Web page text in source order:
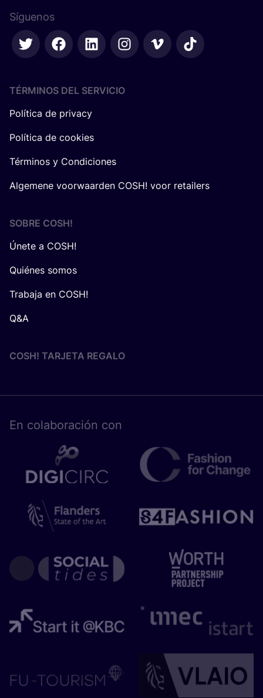
Síguenos
TÉRMINOS DEL SERVICIO
Política de privacy
Política de cookies
Términos y Condiciones
Algemene voorwaarden COSH! voor retailers
SOBRE COSH!
Únete a COSH!
Quiénes somos
Trabaja en COSH!
Q&A
COSH! TARJETA REGALO
En cola­bo­ra­ción con